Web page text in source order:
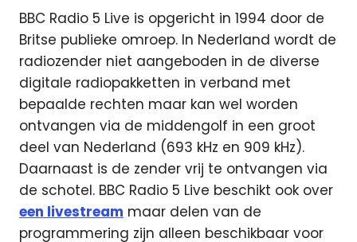
BBC Radio 5 Live is opgericht in 1994 door de
Britse publieke omroep. In Nederland wordt de
radiozender niet aangeboden in de diverse
digitale radiopakketten in verband met
bepaalde rechten maar kan wel worden
ontvangen via de middengolf in een groot
deel van Nederland (693 kHz en 909 kHz).
Daarnaast is de zender vrij te ontvangen via
de schotel. BBC Radio 5 Live beschikt ook over
een livestream maar delen van de
programmering zijn alleen beschikbaar voor